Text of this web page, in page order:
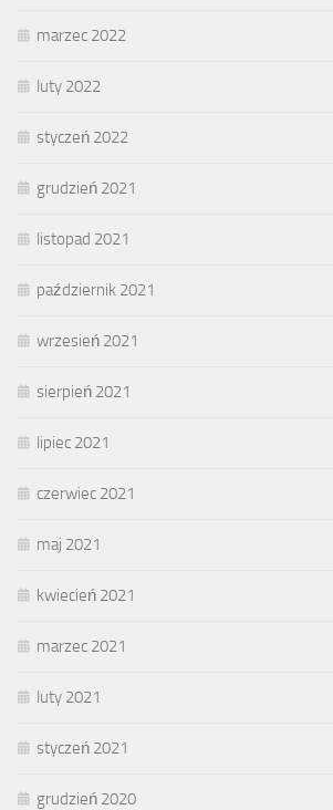
marzec 2022
luty 2022
styczeń 2022
grudzień 2021
listopad 2021
październik 2021
wrzesień 2021
sierpień 2021
lipiec 2021
czerwiec 2021
maj 2021
kwiecień 2021
marzec 2021
luty 2021
styczeń 2021
grudzień 2020